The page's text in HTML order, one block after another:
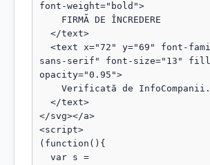
font-weight="bold">
sans-serif" font-size="13"
opacity="0.95">
</svg></a>
<script>
(function(){